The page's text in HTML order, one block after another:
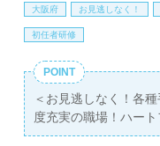
せお待ちしております
大阪府 お見逃しなく！
初任者研修
POINT
＜お見逃しなく！各
度充実の職場！ハー
募集◎